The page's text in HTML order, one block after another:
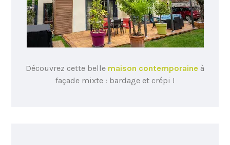
Découvrez cette belle maison contemporaine à
façade mixte : bardage et crépi !